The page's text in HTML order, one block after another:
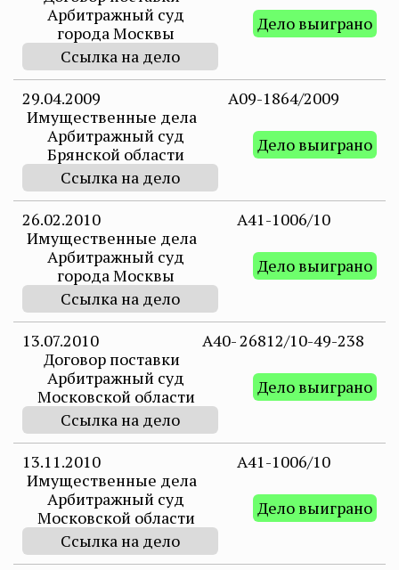
Арбитражный суд
города Москвы
Дело выиграно
Ссылка на дело
29.04.2009
А09-1864/2009
Имущественные дела
Арбитражный суд
Брянской области
Дело выиграно
Ссылка на дело
26.02.2010
A41-1006/10
Имущественные дела
Арбитражный суд
города Москвы
Дело выиграно
Ссылка на дело
13.07.2010
А40- 26812/10-49-238
Договор поставки
Арбитражный суд
Московской области
Дело выиграно
Ссылка на дело
13.11.2010
А41-1006/10
Имущественные дела
Арбитражный суд
Московской области
Дело выиграно
Ссылка на дело